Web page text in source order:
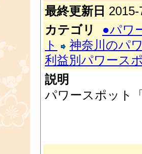
最終更新日
カテゴリ
●パワ
ト
神奈川のパ
利益別パワース
説明
パワースポット